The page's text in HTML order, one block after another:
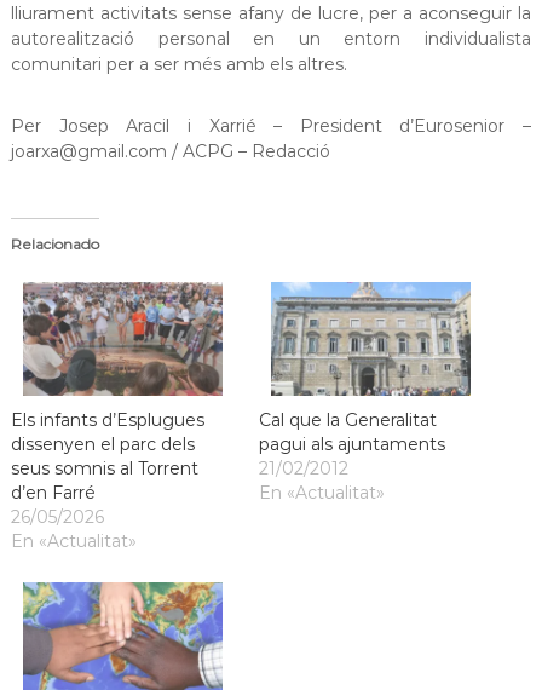
lliurament activitats sense afany de lucre, per a aconseguir la
autorealització personal en un entorn individualista
comunitari per a ser més amb els altres.
Per Josep Aracil i Xarrié – President d’Eurosenior –
joarxa@gmail.com / ACPG – Redacció
Relacionado
Els infants d’Esplugues
dissenyen el parc dels
seus somnis al Torrent
d’en Farré
26/05/2026
En «Actualitat»
Cal que la Generalitat
pagui als ajuntaments
21/02/2012
En «Actualitat»